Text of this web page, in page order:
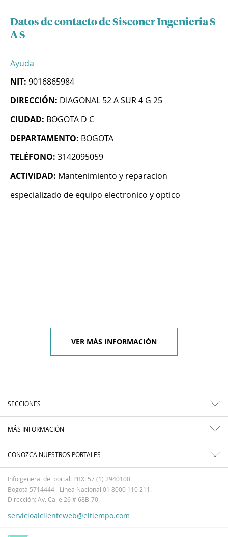
Datos de contacto de Sisconer Ingenieria S
A S
Ayuda
NIT: 9016865984
DIRECCIÓN: DIAGONAL 52 A SUR 4 G 25
CIUDAD: BOGOTA D C
DEPARTAMENTO: BOGOTA
TELÉFONO: 3142095059
ACTIVIDAD: Mantenimiento y reparacion
especializado de equipo electronico y optico
VER MÁS INFORMACIÓN
SECCIONES
MÁS INFORMACIÓN
CONOZCA NUESTROS PORTALES
Info general del portal: PBX: 57 (1) 2940100.
Bogotá 5714444 - Línea Nacional 01 8000 110 211.
Dirección: Av. Calle 26 # 68B-70.
servicioalclienteweb@eltiempo.com